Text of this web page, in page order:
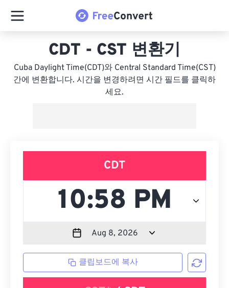
CDT - CST 변환기
Cuba Daylight Time(CDT)와 Central Standard Time(CST)
간에 변환합니다. 시간을 변경하려면 시간 필드를 클릭하
세요.
CDT
클립보드에 복사